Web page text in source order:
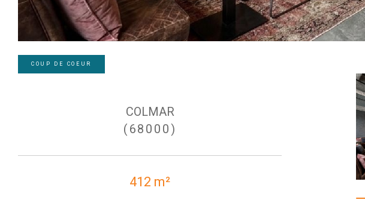
COUP DE COEUR
COLMAR
(68000)
412 m²